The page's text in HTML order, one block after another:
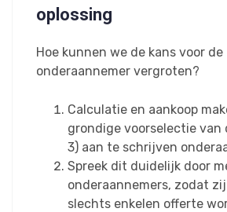
oplossing
Hoe kunnen we de kans voor de
onderaannemer vergroten?
Calculatie en aankoop
grondige voorselectie van
3) aan te schrijven
Spreek dit duidelijk door
onderaannemers, zodat
slechts enkelen offerte